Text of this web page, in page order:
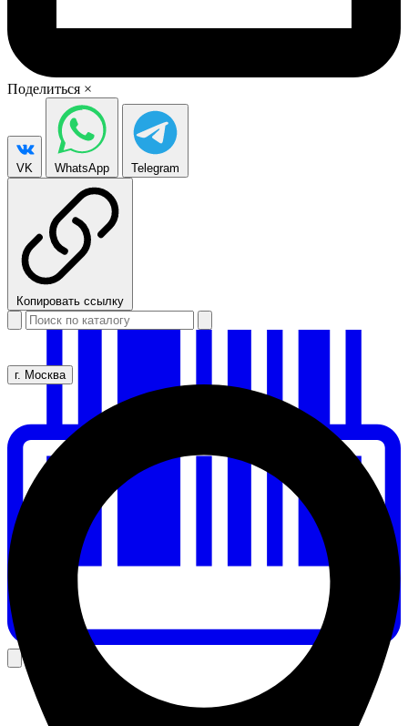
Поделиться ×
VK WhatsApp Telegram
Копировать ссылку